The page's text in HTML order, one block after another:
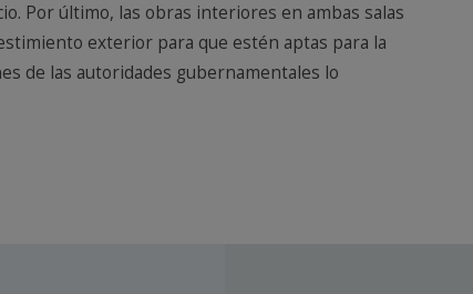
Por último, las obras interiores en ambas salas
exterior para que estén aptas para la
de las autoridades gubernamentales lo